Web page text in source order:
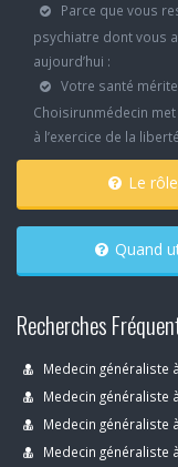
Parce que vous
psychiatre dont vous
aujourd’hui :
Votre santé
Choisirunmédecin
à l’exercice de la
Recherches
Medecin généraliste
Medecin généraliste
Medecin généraliste
Medecin généraliste